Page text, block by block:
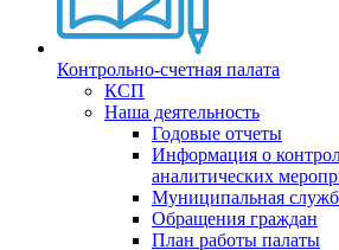
Контрольно-счетная палата
КСП
Наша деятельность
Годовые отчеты
Информация о
аналитических
Муниципальная
Обращения граждан
План работы палаты